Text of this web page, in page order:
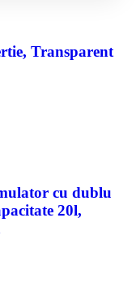
Transparent
cu dublu
20l,